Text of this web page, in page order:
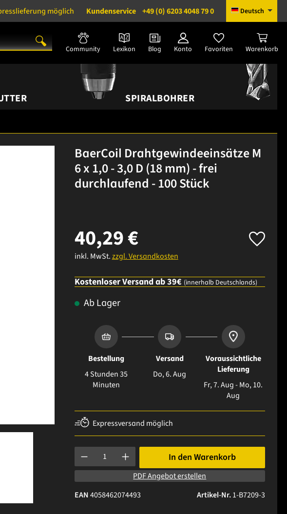
möglich Kundenservice +49 (0) 6203 4048 79 0 Deutsch
Community Lexikon Blog Konto Favoriten Warenkorb
SPIRALBOHRER
BaerCoil Drahtgewindeeinsätze M
6 x 1,0 - 3,0 D (18 mm) - frei
durchlaufend - 100 Stück
40,29 €
inkl. MwSt.zzgl. Versandkosten
Kostenloser Versand ab 39€ (innerhalb Deutschlands)
Ab Lager
Bestellung
4 Stunden 35
Minuten
Versand
Do, 6. Aug
Voraussichtliche
Lieferung
Fr, 7. Aug - Mo, 10.
Aug
Expressversand möglich
Produkt Anzahl: Gib den gewünschten Wert ein oder benutze
In den Warenkorb
PDF Angebot erstellen
Artikel-Nr.1-B7209-3
EAN4058462074493